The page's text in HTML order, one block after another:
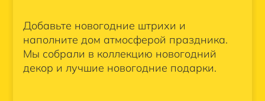
Добавьте новогодние штрихи и
наполните дом атмосферой праздника.
Мы собрали в коллекцию новогодний
декор и лучшие новогодние подарки.